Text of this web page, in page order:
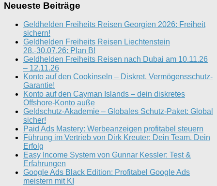
Neueste Beiträge
Geldhelden Freiheits Reisen Georgien 2026: Freiheit
sichern!
Geldhelden Freiheits Reisen Liechtenstein
28.-30.07.26: Plan B!
Geldhelden Freiheits Reisen nach Dubai am 10.11.26
– 12.11.26
Konto auf den Cookinseln – Diskret. Vermögensschutz-
Garantie!
Konto auf den Cayman Islands – dein diskretes
Offshore-Konto auße
Geldschutz-Akademie – Globales Schutz-Paket: Global
sicher!
Paid Ads Mastery: Werbeanzeigen profitabel steuern
Führung im Vertrieb von Dirk Kreuter: Dein Team. Dein
Erfolg
Easy Income System von Gunnar Kessler: Test &
Erfahrungen
Google Ads Black Edition: Profitabel Google Ads
meistern mit KI